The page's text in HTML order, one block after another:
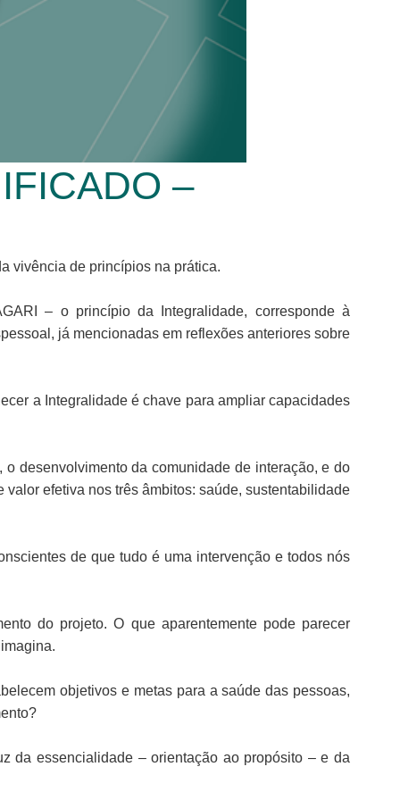
–
vivência de princípios na prática.
– o princípio da Integralidade, corresponde à
já mencionadas em reflexões anteriores sobre
a Integralidade é chave para ampliar capacidades
desenvolvimento da comunidade de interação, e do
efetiva nos três âmbitos: saúde, sustentabilidade
de que tudo é uma intervenção e todos nós
do projeto. O que aparentemente pode parecer
objetivos e metas para a saúde das pessoas,
da essencialidade – orientação ao propósito – e da